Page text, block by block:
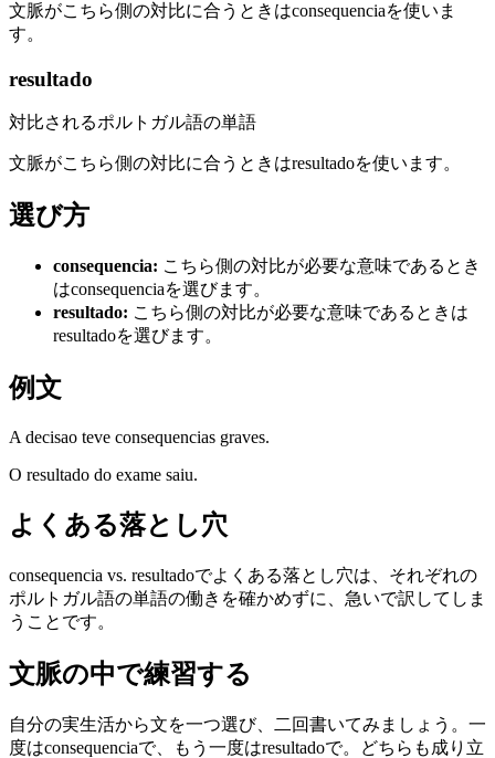
文脈がこちら側の対比に合うときはconsequenciaを使いま
す。
resultado
対比されるポルトガル語の単語
文脈がこちら側の対比に合うときはresultadoを使います。
選び方
consequencia: こちら側の対比が必要な意味であるとき
はconsequenciaを選びます。
resultado: こちら側の対比が必要な意味であるときは
resultadoを選びます。
例文
A decisao teve consequencias graves.
O resultado do exame saiu.
よくある落とし穴
consequencia vs. resultadoでよくある落とし穴は、それぞれの
ポルトガル語の単語の働きを確かめずに、急いで訳してしま
うことです。
文脈の中で練習する
自分の実生活から文を一つ選び、二回書いてみましょう。一
度はconsequenciaで、もう一度はresultadoで。どちらも成り立